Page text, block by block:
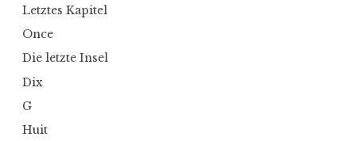
Letztes Kapitel
Once
Die letzte Insel
Dix
G
Huit